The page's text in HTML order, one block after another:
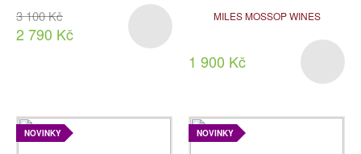
3 100 Kč
2 790 Kč
MILES MOSSOP WINES
1 900 Kč
NOVINKY NOVINKY